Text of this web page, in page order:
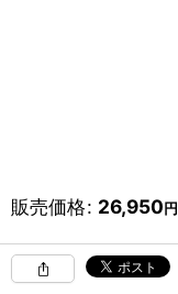
販売価格: 26,950円